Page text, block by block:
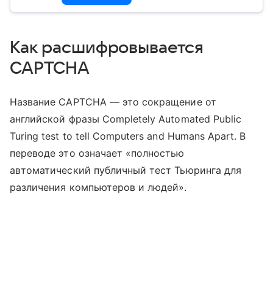
Как расшифровывается
CAPTCHA
Название CAPTCHA — это сокращение от
английской фразы Completely Automated Public
Turing test to tell Computers and Humans Apart. В
переводе это означает «полностью
автоматический публичный тест Тьюринга для
различения компьютеров и людей».